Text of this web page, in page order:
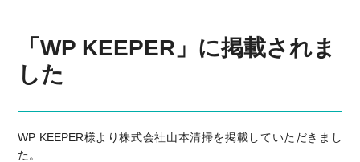
「WP KEEPER」に掲載されま
した
WP KEEPER様より株式会社山本清掃を掲載していただきまし
た。